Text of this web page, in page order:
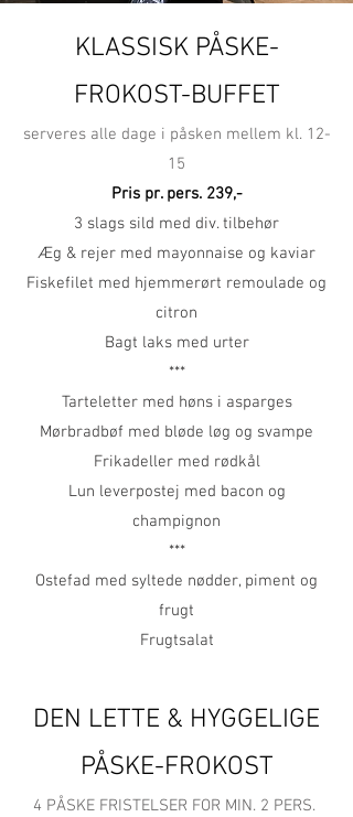
KLASSISK PÅSKE-
FROKOST-BUFFET
serveres alle dage i påsken mellem kl. 12-
15
Pris pr. pers. 239,-
3 slags sild med div. tilbehør
Æg & rejer med mayonnaise og kaviar
Fiskefilet med hjemmerørt remoulade og
citron
Bagt laks med urter
***
Tarteletter med høns i asparges
Mørbradbøf med bløde løg og svampe
Frikadeller med rødkål
Lun leverpostej med bacon og
champignon
***
Ostefad med syltede nødder, piment og
frugt
Frugtsalat
DEN LETTE & HYGGELIGE
PÅSKE-FROKOST
4 PÅSKE FRISTELSER FOR MIN. 2 PERS.